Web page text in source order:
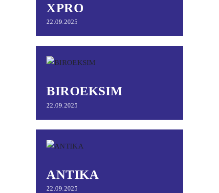
XPRO
22.09.2025
BIROEKSIM
22.09.2025
ANTIKA
22.09.2025